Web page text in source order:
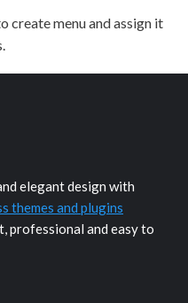
create menu and assign it
elegant design with
themes and plugins
professional and easy to